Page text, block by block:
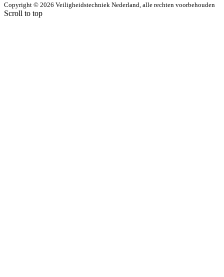
Copyright © 2026 Veiligheidstechniek Nederland, alle rechten voorbehouden
Scroll to top